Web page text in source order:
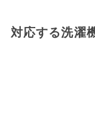
対応する洗濯